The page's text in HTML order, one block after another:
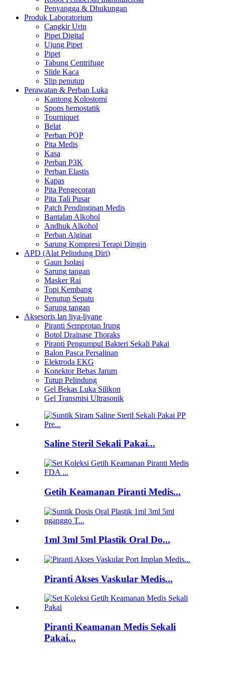
Penyangga & Dhukungan
Produk Laboratorium
Cangkir Urin
Pipet Digital
Ujung Pipet
Pipet
Tabung Centrifuge
Slide Kaca
Slip penutup
Perawatan & Perban Luka
Kantong Kolostomi
Spons hemostatik
Tourniquet
Belat
Perban POP
Pita Medis
Kasa
Perban P3K
Perban Elastis
Kapas
Pita Pengecoran
Pita Tali Pusar
Patch Pendinginan Medis
Bantalan Alkohol
Andhuk Alkohol
Perban Alginat
Sarung Kompresi Terapi Dingin
APD (Alat Pelindung Diri)
Gaun Isolasi
Sarung tangan
Masker Rai
Topi Kembang
Penutup Sepatu
Sarung tangan
Aksesoris lan liya-liyane
Piranti Semprotan Irung
Botol Drainase Thoraks
Piranti Pengumpul Bakteri Sekali Pakai
Balon Pasca Persalinan
Elektroda EKG
Konektor Bebas Jarum
Tutup Pelindung
Gel Bekas Luka Silikon
Gel Transmisi Ultrasonik
Saline Steril Sekali Pakai...
Getih Keamanan Piranti Medis...
1ml 3ml 5ml Plastik Oral Do...
Piranti Akses Vaskular Medis...
Piranti Keamanan Medis Sekali
Pakai...